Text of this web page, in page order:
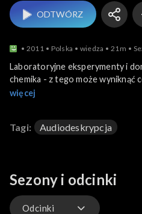
ODTWÓRZ
2011 Polska wiedza 21m
Laboratoryjne eksperymenty i
chemika - z tego może wyniknąć
Brzózka w specialnym wydaniu „Jak
więcej
Tagi: Audiodeskrypcja
Sezony i odcinki
Odcinki